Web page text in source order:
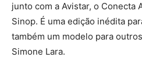
junto com a Avistar, o Conecta
Sinop. É uma edição inédita
também um modelo para
Simone Lara.